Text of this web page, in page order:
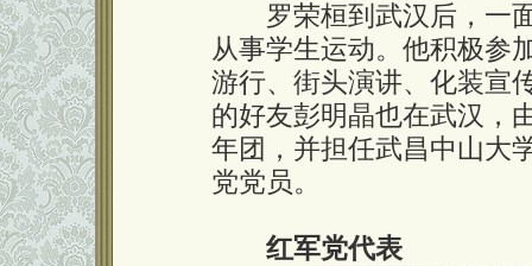
罗荣桓到武汉后，一面
从事学生运动。他积极参
游行、街头演讲、化装宣
的好友彭明晶也在武汉，
年团，并担任武昌中山大
党党员。
红军党代表